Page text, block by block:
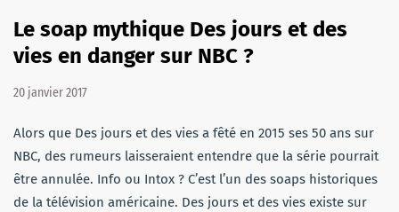
Le soap mythique Des jours et des
vies en danger sur NBC ?
20 janvier 2017
Alors que Des jours et des vies a fêté en 2015 ses 50 ans sur
NBC, des rumeurs laisseraient entendre que la série pourrait
être annulée. Info ou Intox ? C’est l’un des soaps historiques
de la télévision américaine. Des jours et des vies existe sur